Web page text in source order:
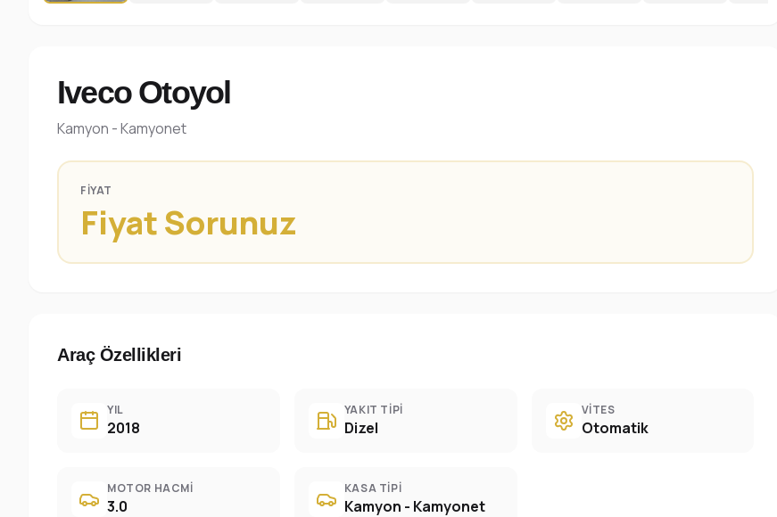
Iveco Otoyol
Kamyon - Kamyonet
FIYAT
Fiyat Sorunuz
Araç Özellikleri
YIL
2018
YAKIT TIPI
Dizel
VITES
Otomatik
MOTOR HACMI
3.0
KASA TIPI
Kamyon - Kamyonet